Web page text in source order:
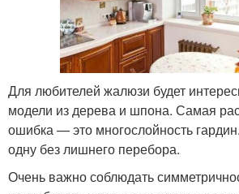
Для любителей жалюзи будет
модели из дерева и шпона. Самая
ошибка — это многослойность
одну без лишнего перебора.
Очень важно соблюдать